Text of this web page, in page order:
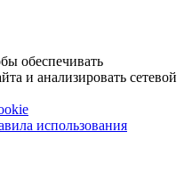
обеспечивать
и анализировать сетевой
использования